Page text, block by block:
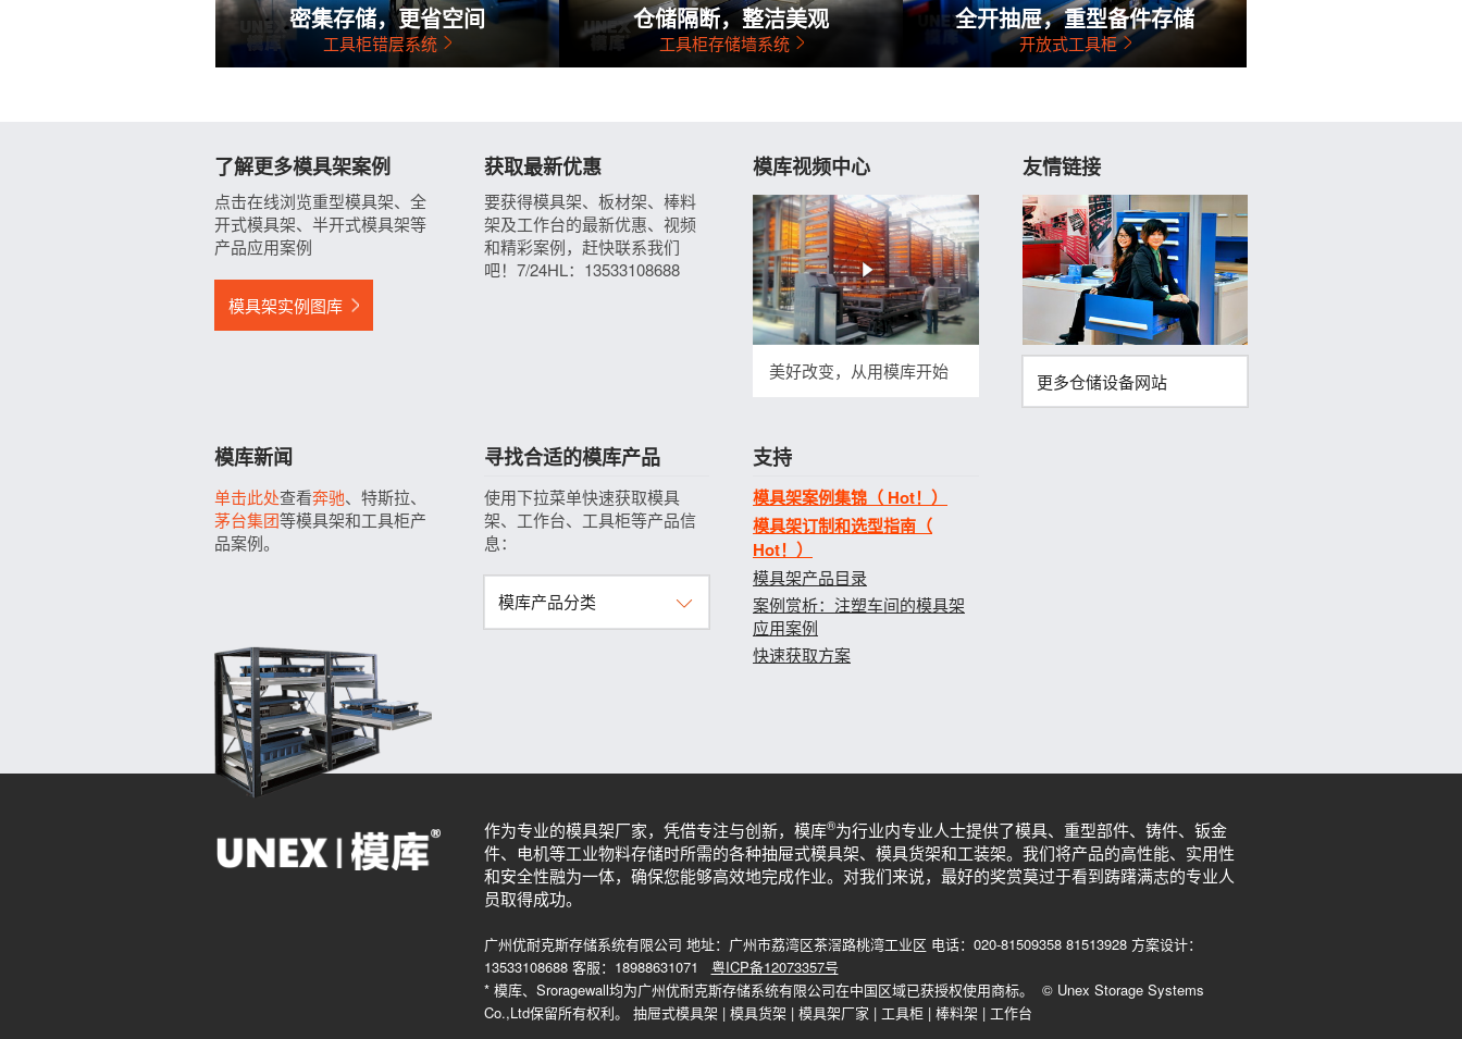
密集存储，更省空间
工具柜错层系统
仓储隔断，整洁美观
工具柜存储墙系统
全开抽屉，重型备件存储
开放式工具柜
了解更多模具架案例
点击在线浏览重型模具架、全
开式模具架、半开式模具架等
产品应用案例
模具架实例图库
获取最新优惠
要获得模具架、板材架、棒料
架及工作台的最新优惠、视频
和精彩案例，赶快联系我们
吧！7/24HL：13533108688
模库视频中心
美好改变，从用模库开始
友情链接
更多仓储设备网站
模库新闻
单击此处查看奔驰、特斯拉、
茅台集团等模具架和工具柜产
品案例。
寻找合适的模库产品
使用下拉菜单快速获取模具
架、工作台、工具柜等产品信
息：
模库产品分类
支持
模具架案例集锦（ Hot！）
模具架订制和选型指南（
Hot！）
模具架产品目录
案例赏析：注塑车间的模具架
应用案例
快速获取方案
作为专业的模具架厂家，凭借专注与创新，模库®为行业内专业人士提供了模具、重型部件、铸件、钣金
件、电机等工业物料存储时所需的各种抽屉式模具架、模具货架和工装架。我们将产品的高性能、实用性
和安全性融为一体，确保您能够高效地完成作业。对我们来说，最好的奖赏莫过于看到踌躇满志的专业人
员取得成功。
广州优耐克斯存储系统有限公司 地址：广州市荔湾区茶滘路桃湾工业区 电话：020-81509358 81513928 方案设计：
13533108688 客服：18988631071 粤ICP备12073357号
* 模库、Sroragewall均为广州优耐克斯存储系统有限公司在中国区域已获授权使用商标。 © Unex Storage Systems
Co.,Ltd保留所有权利。 抽屉式模具架 | 模具货架 | 模具架厂家 | 工具柜| 棒料架 | 工作台